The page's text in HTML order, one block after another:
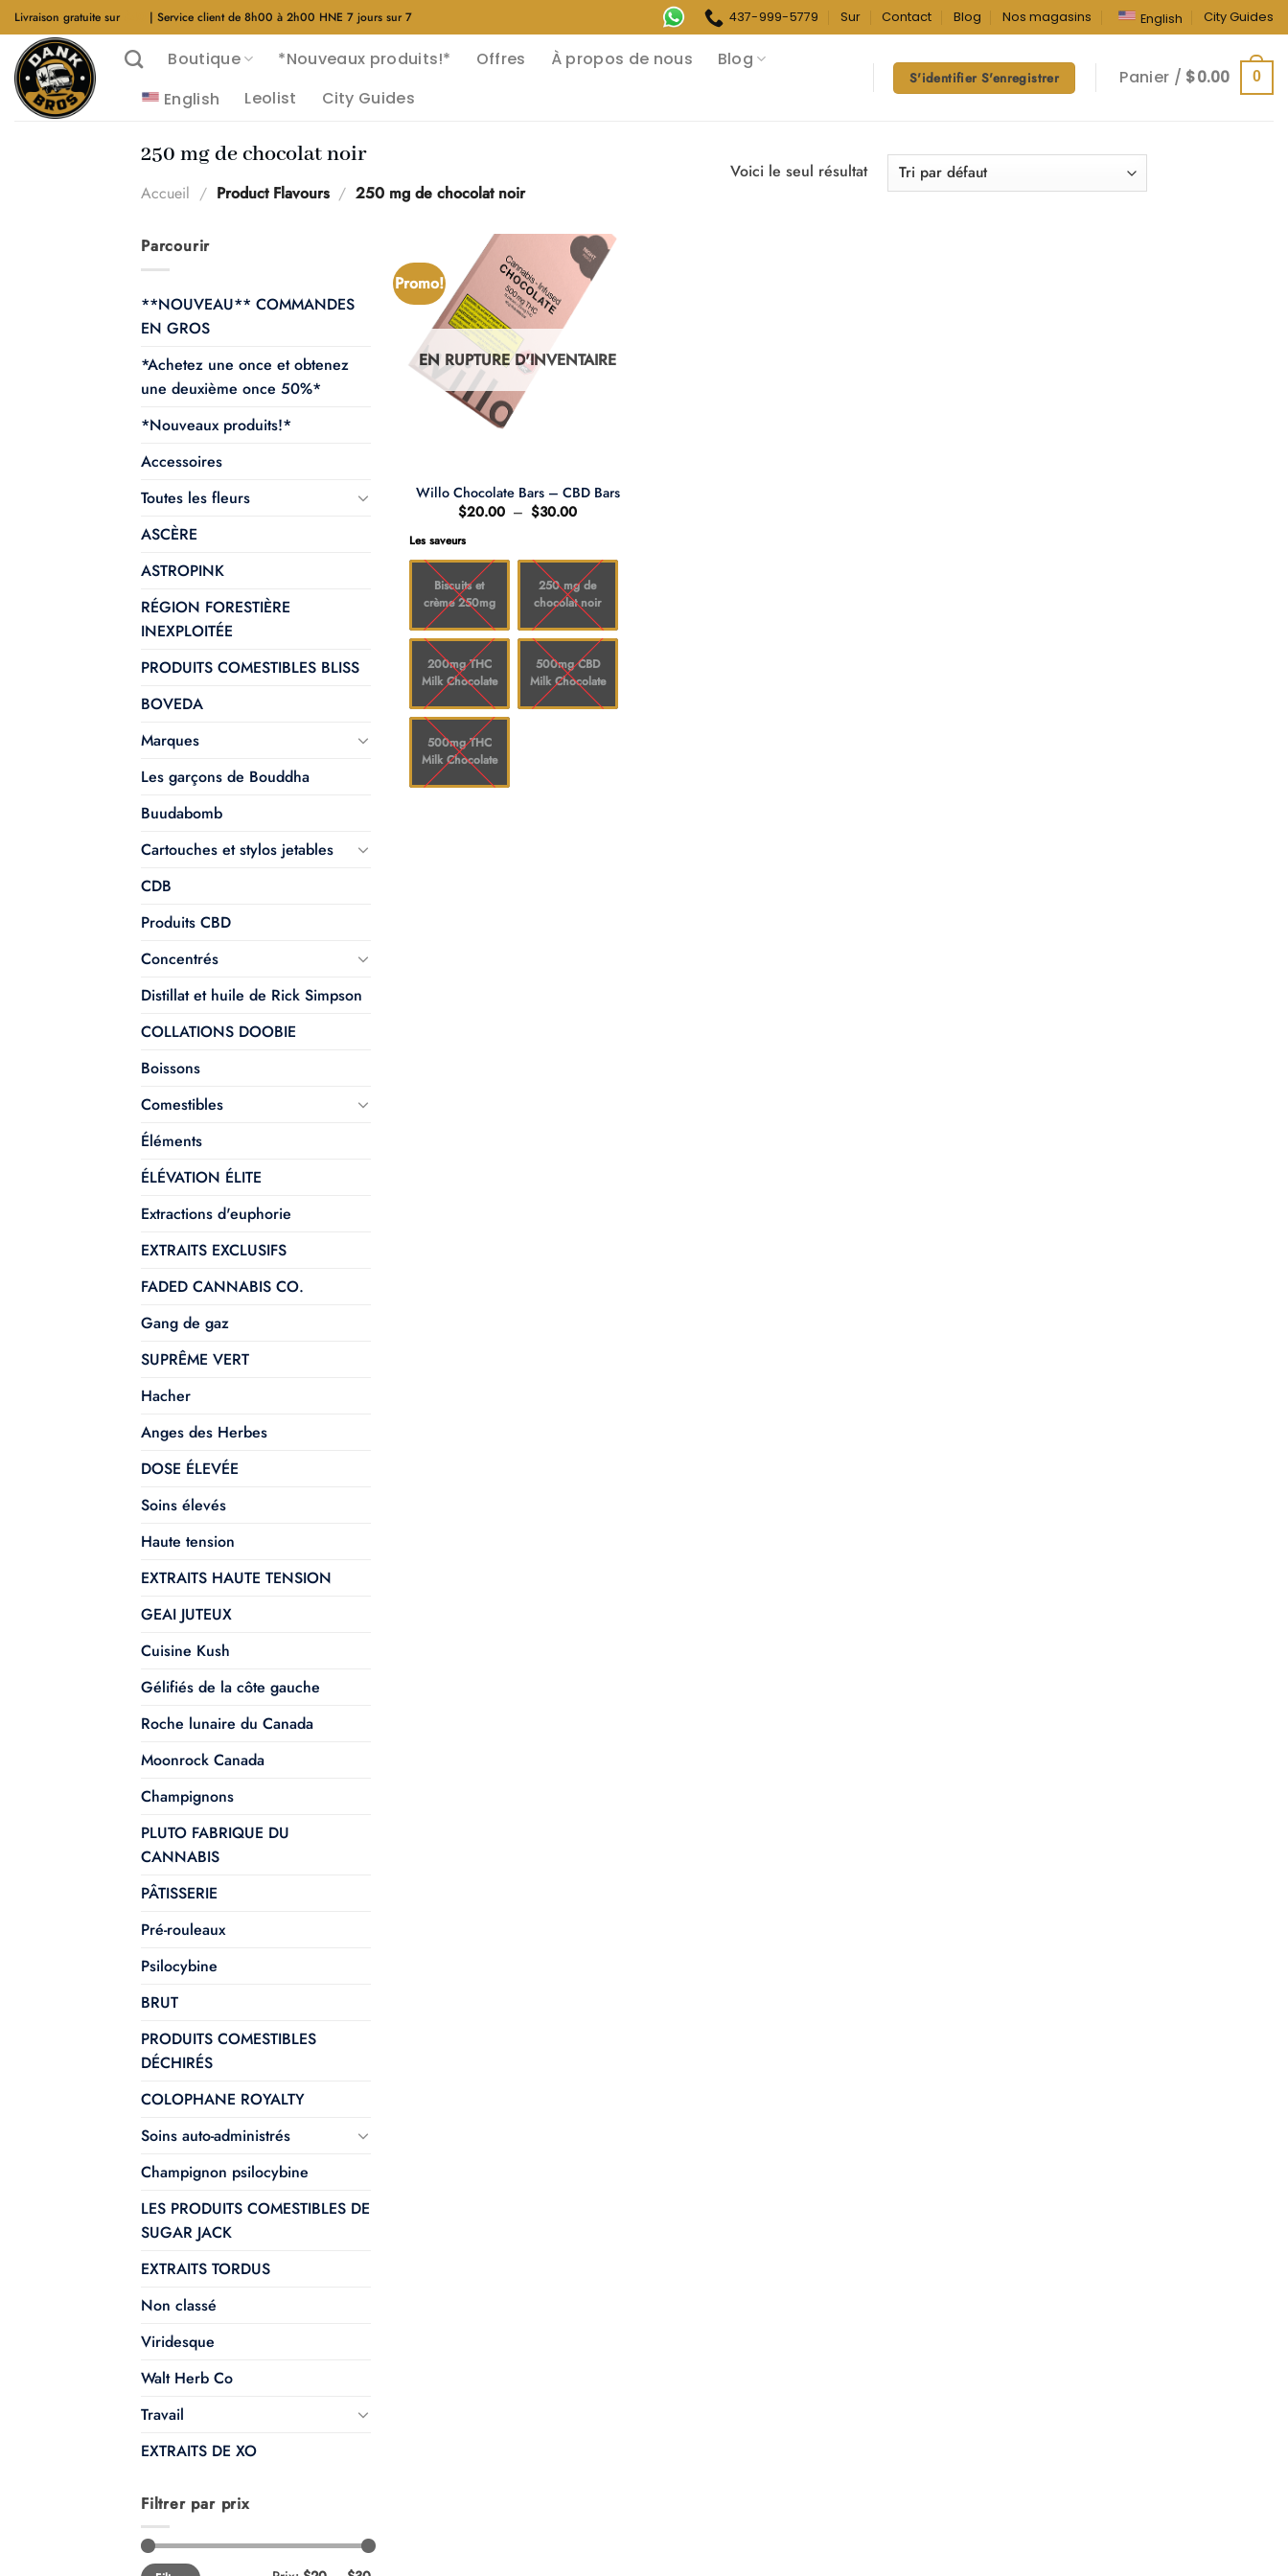
Aller
au
contenu
Livraison gratuite sur | Service client de 8h00 à 2h00 HNE 7 jours sur 7 437-999-5779 Sur Contact Blog Nos magasins English City Guides
Boutique *Nouveaux produits!* Offres À propos de nous
Blog
English
Leolist City Guides
S'identifier S'enregistrer Panier / $0.00 0
250 mg de chocolat noir
Accueil / Product Flavours / 250 mg de chocolat noir
Parcourir
**NOUVEAU** COMMANDES
EN GROS
*Achetez une once et obtenez
une deuxième once 50%*
*Nouveaux produits!*
Accessoires
Toutes les fleurs
ASCÈRE
ASTROPINK
RÉGION FORESTIÈRE
INEXPLOITÉE
PRODUITS COMESTIBLES BLISS
BOVEDA
Marques
Les garçons de Bouddha
Buudabomb
Cartouches et stylos jetables
CDB
Produits CBD
Concentrés
Distillat et huile de Rick Simpson
COLLATIONS DOOBIE
Boissons
Comestibles
Éléments
ÉLÉVATION ÉLITE
Extractions d'euphorie
EXTRAITS EXCLUSIFS
FADED CANNABIS CO.
Gang de gaz
SUPRÊME VERT
Hacher
Anges des Herbes
DOSE ÉLEVÉE
Soins élevés
Haute tension
EXTRAITS HAUTE TENSION
GEAI JUTEUX
Cuisine Kush
Gélifiés de la côte gauche
Roche lunaire du Canada
Moonrock Canada
Champignons
PLUTO FABRIQUE DU
CANNABIS
PÂTISSERIE
Pré-rouleaux
Psilocybine
BRUT
PRODUITS COMESTIBLES
DÉCHIRÉS
COLOPHANE ROYALTY
Soins auto-administrés
Champignon psilocybine
LES PRODUITS COMESTIBLES DE
SUGAR JACK
EXTRAITS TORDUS
Non classé
Viridesque
Walt Herb Co
Travail
EXTRAITS DE XO
Filtrer par prix
Prix
Prix
Promo!
EN RUPTURE D'INVENTAIRE
Willo Chocolate Bars – CBD Bars
$20.00 – $30.00Plage
à
$30.00
Les saveurs
Biscuits et
crème 250mg
250 mg de
chocolat noir
200mg THC
Milk Chocolate
500mg CBD
Milk Chocolate
500mg THC
Milk Chocolate